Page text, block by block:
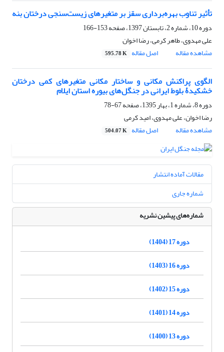
تأثیر تناوب بهره‌برداری سقز بر متغیرهای زیست‌سنجی درختان بنه
دوره 10، شماره 2، تابستان 1397، صفحه
153-166
علی مهدوی، طاهر کرمی، رضا اخوان
مشاهده مقاله
اصل مقاله 595.78 K
الگوی پراکنش مکانی و ساختار مکانی متغیرهای کمی درختان
خشکیدۀ بلوط ایرانی در جنگل‌های بیوره استان ایلام
دوره 8، شماره 1، بهار 1395، صفحه
67-78
رضا اخوان، علی مهدوی، امید کرمی
مشاهده مقاله
اصل مقاله 504.07 K
مقالات آماده انتشار
شماره جاری
شماره‌های پیشین نشریه
دوره 17 (1404)
دوره 16 (1403)
دوره 15 (1402)
دوره 14 (1401)
دوره 13 (1400)